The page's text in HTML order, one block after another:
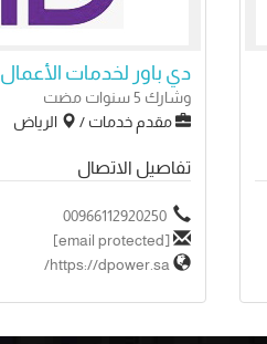
دي باور لخدمات الأعمال
وشارك 5 سنوات مضت
مقدم خدمات /
الرياض
تفاصيل الاتصال
00966112920250
[email protected]
https://dpower.sa/